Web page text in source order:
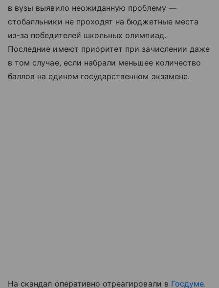
в вузы выявило неожиданную проблему —
стобалльники не проходят на бюджетные места
из-за победителей школьных олимпиад.
Последние имеют приоритет при зачислении даже
в том случае, если набрали меньшее количество
баллов на едином государственном экзамене.
На скандал оперативно отреагировали в Госдуме.